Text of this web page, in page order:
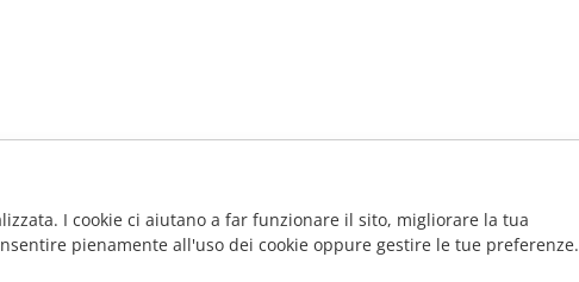
I cookie ci aiutano a far funzionare il sito, migliorare la tua
pienamente all'uso dei cookie oppure gestire le tue preferenze.